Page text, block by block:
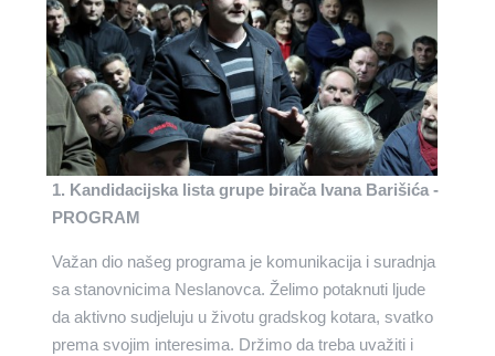
1. Kandidacijska lista grupe birača Ivana Barišića -
PROGRAM
Važan dio našeg programa je komunikacija i suradnja
sa stanovnicima Neslanovca. Želimo potaknuti ljude
da aktivno sudjeluju u životu gradskog kotara, svatko
prema svojim interesima. Držimo da treba uvažiti i